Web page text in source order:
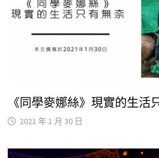
《同學麥娜絲》現實的生活
2021 年 1 月 30 日